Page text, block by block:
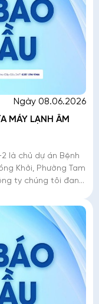
Ngày 08.06.2026
MÁY LẠNH ÂM
là chủ dự án Bệnh
Khởi, Phường Tam
ty chúng tôi đang